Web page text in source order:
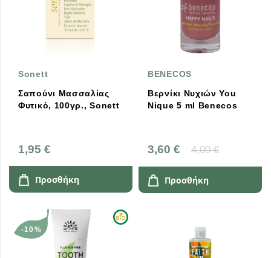
Sonett
Σαπούνι Μασσαλίας
Φυτικό, 100γρ., Sonett
1,95 €
Προσθήκη
BENECOS
Βερνίκι Νυχιών You
Nique 5 ml Benecos
3,60 € 4,00 €
Προσθήκη
-10%